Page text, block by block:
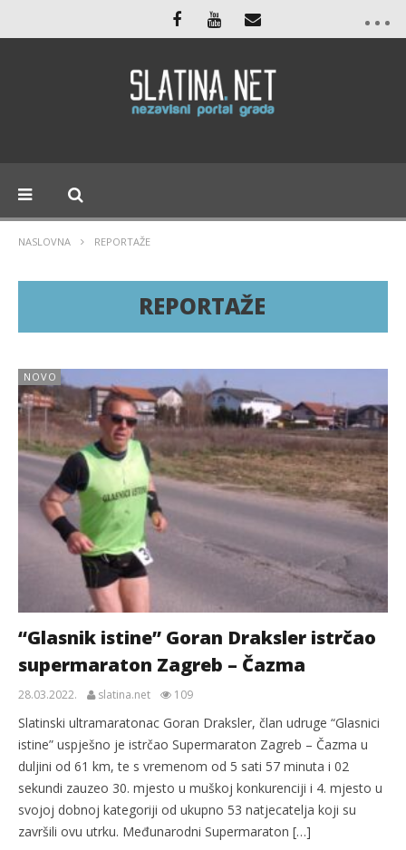
NASLOVNA REPORTAŽE
REPORTAŽE
NOVO
“Glasnik istine” Goran Draksler istrčao
supermaraton Zagreb – Čazma
28.03.2022. slatina.net 109
Slatinski ultramaratonac Goran Draksler, član udruge “Glasnici
istine” uspješno je istrčao Supermaraton Zagreb – Čazma u
duljini od 61 km, te s vremenom od 5 sati 57 minuta i 02
sekundi zauzeo 30. mjesto u muškoj konkurenciji i 4. mjesto u
svojoj dobnoj kategoriji od ukupno 53 natjecatelja koji su
završili ovu utrku. Međunarodni Supermaraton […]